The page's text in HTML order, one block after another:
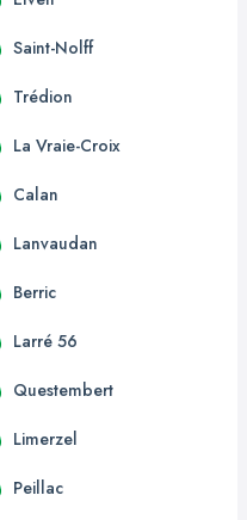
Saint-Nolff
Trédion
La Vraie-Croix
Calan
Lanvaudan
Berric
Larré 56
Questembert
Limerzel
Peillac